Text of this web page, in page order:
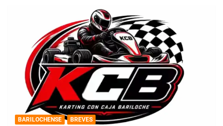
BARILOCHENSE BREVES